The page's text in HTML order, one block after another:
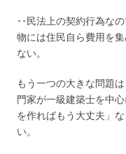
･･民法上の契約行為な
物には住民自ら費用を
ない。
もう一つの大きな問題
門家が一級建築士を中
を作ればもう大丈夫」
い。